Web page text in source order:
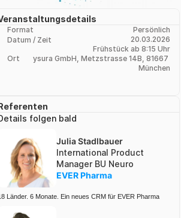
Format
Persönlich
Datum / Zeit
20.03.2026
Frühstück ab 8:15 Uhr
Ort
ysura GmbH, Metzstrasse 14B, 81667
München
folgen bald
Julia Stadlbauer
International Product
Manager BU Neuro
EVER Pharma
Länder. 6 Monate. Ein neues CRM für EVER Pharma